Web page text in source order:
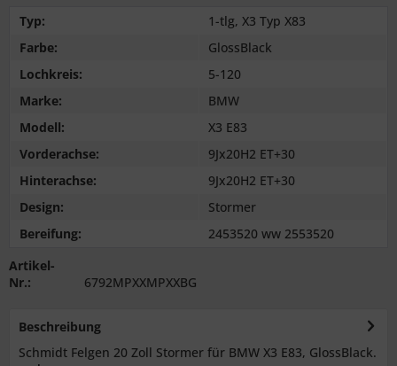
Typ:
1-tlg, X3 Typ X83
Farbe:
GlossBlack
Lochkreis:
5-120
Marke:
BMW
Modell:
X3 E83
Vorderachse:
9Jx20H2 ET+30
Hinterachse:
9Jx20H2 ET+30
Design:
Stormer
Bereifung:
2453520 ww 2553520
Artikel-
Nr.:
6792MPXXMPXXBG
Beschreibung
Schmidt Felgen 20 Zoll Stormer für BMW X3 E83, GlossBlack.